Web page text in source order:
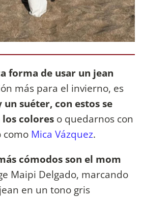
forma de usar un jean
más para el invierno, es
un suéter, con estos se
colores o quedarnos con
como Mica Vázquez.
cómodos son el mom
Maipi Delgado, marcando
en un tono gris